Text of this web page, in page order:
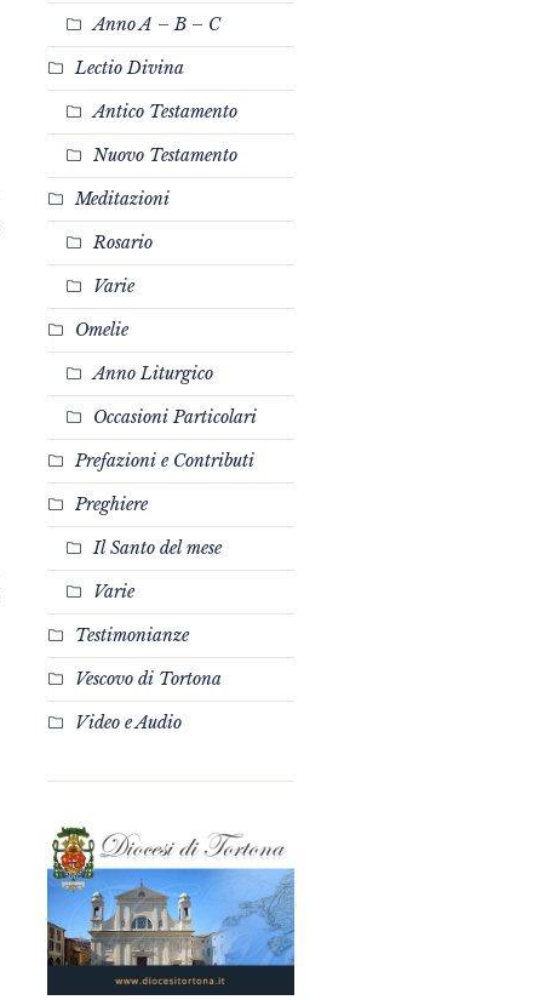
Anno A – B – C
Lectio Divina
Antico Testamento
Nuovo Testamento
Meditazioni
Rosario
Varie
Omelie
Anno Liturgico
Occasioni Particolari
Prefazioni e Contributi
Preghiere
Il Santo del mese
Varie
Testimonianze
Vescovo di Tortona
Video e Audio